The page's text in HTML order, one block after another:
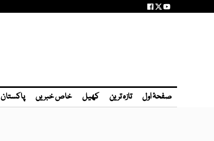
صفحۂ اول تازہ ترین کھیل خاص خبریں پاکستان